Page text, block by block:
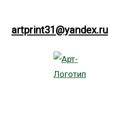
artprint31@yandex.ru